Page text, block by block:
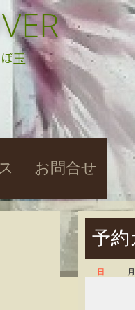
玉
お問合せ
予
日 月